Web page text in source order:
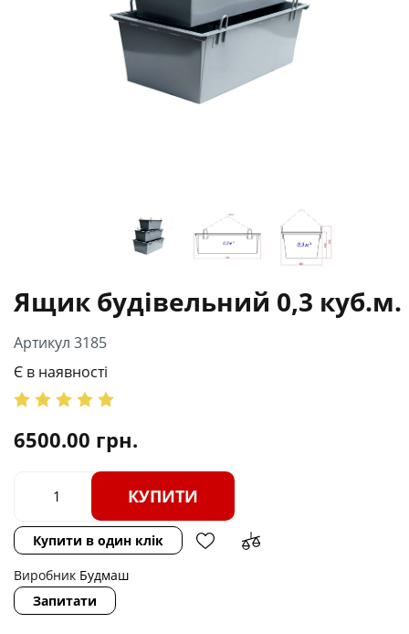
Ящик будівельний 0,3 куб.м.
Артикул 3185
Є в наявності
6500.00 грн.
КУПИТИ
Купити в один клік
Виробник Будмаш
Запитати